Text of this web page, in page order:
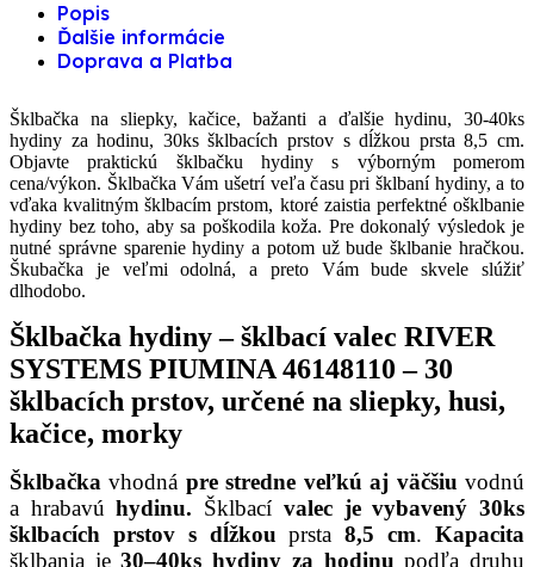
Popis
Ďalšie informácie
Doprava a Platba
Šklbačka na sliepky, kačice, bažanti a ďalšie hydinu, 30-40ks
hydiny za hodinu, 30ks šklbacích prstov s dĺžkou prsta 8,5 cm.
Objavte praktickú šklbačku hydiny s výborným pomerom
cena/výkon. Šklbačka Vám ušetrí veľa času pri šklbaní hydiny, a to
vďaka kvalitným šklbacím prstom, ktoré zaistia perfektné ošklbanie
hydiny bez toho, aby sa poškodila koža. Pre dokonalý výsledok je
nutné správne sparenie hydiny a potom už bude šklbanie hračkou.
Škubačka je veľmi odolná, a preto Vám bude skvele slúžiť
dlhodobo.
Šklbačka hydiny – šklbací valec RIVER
SYSTEMS PIUMINA 46148110 – 30
šklbacích prstov, určené na sliepky, husi,
kačice, morky
Šklbačka vhodná pre stredne veľkú aj väčšiu vodnú
a hrabavúhydinu. Šklbací valec je vybavený 30ks
šklbacích prstov s dĺžkou prsta8,5 cm.Kapacita
šklbania je30–40ks hydiny za hodinu podľa druhu